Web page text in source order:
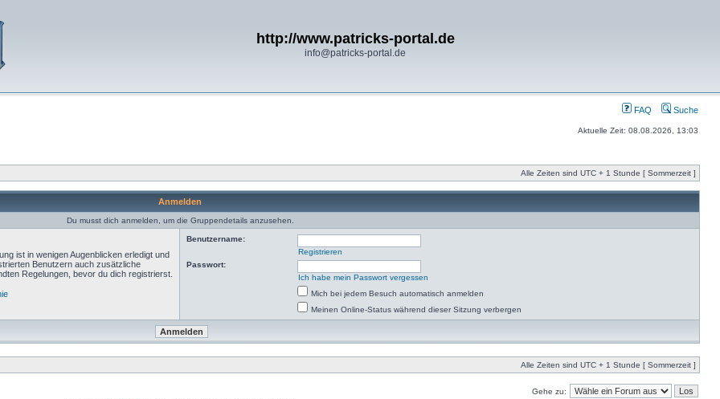
http://www.patricks-portal.de
info@patricks-portal.de
FAQ Suche
Aktuelle Zeit: 08.08.2026, 13:03
Alle Zeiten sind UTC + 1 Stunde [ Sommerzeit ]
Anmelden
Du musst dich anmelden, um die Gruppendetails anzusehen.
ist in wenigen Augenblicken erledigt und
Benutzern auch zusätzliche
Regelungen, bevor du dich registrierst.
Benutzername:
Registrieren
Passwort:
Ich habe mein Passwort vergessen
Mich bei jedem Besuch automatisch anmelden
Meinen Online-Status während dieser Sitzung verbergen
Alle Zeiten sind UTC + 1 Stunde [ Sommerzeit ]
Gehe zu: